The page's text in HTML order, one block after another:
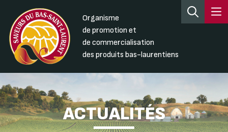
Organisme
de promotion et
de commercialisation
des produits bas-laurentiens
ACTUALITÉS